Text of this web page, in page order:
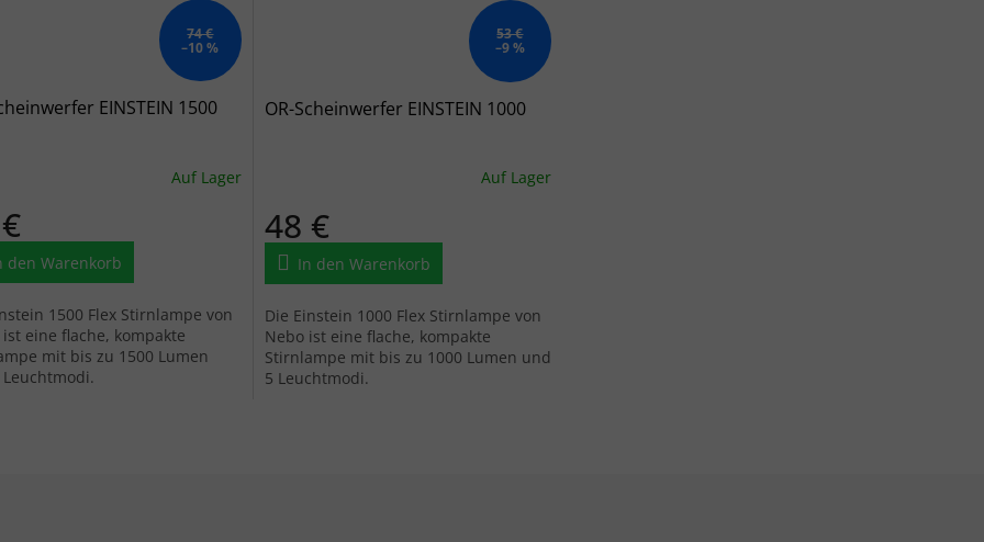
74 €
–10 %
EINSTEIN 1500
Auf Lager
den Warenkorb
1500 Flex Stirnlampe von
ist eine flache, kompakte
mit bis zu 1500 Lumen
53 €
–9 %
OR-Scheinwerfer EINSTEIN 1000
Auf Lager
48 €
In den Warenkorb
Die Einstein 1000 Flex Stirnlampe von
Nebo ist eine flache, kompakte
Stirnlampe mit bis zu 1000 Lumen und
5 Leuchtmodi.